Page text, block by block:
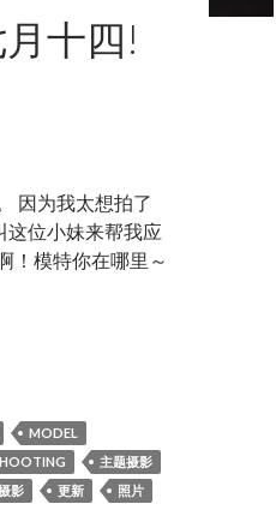
十四!
因为我太想拍了
这位小妹来帮我应
！模特你在哪里～
！
MODEL
主题摄影
影 更新
照片